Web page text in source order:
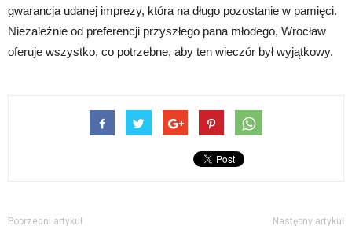
gwarancja udanej imprezy, która na długo pozostanie w pamięci.
Niezależnie od preferencji przyszłego pana młodego, Wrocław
oferuje wszystko, co potrzebne, aby ten wieczór był wyjątkowy.
Poprzedni artykuł Następny artykuł